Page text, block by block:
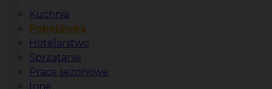
Kuchnia
Pokojówka
Hotelarstwo
Sprzątanie
Prace sezonowe
Inne